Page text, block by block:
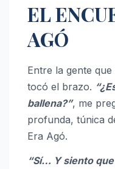
EL
AGÓ
Entre la gente
tocó el brazo.
ballena?”, me
profunda, túnica
Era Agó.
“Sí… Y siento